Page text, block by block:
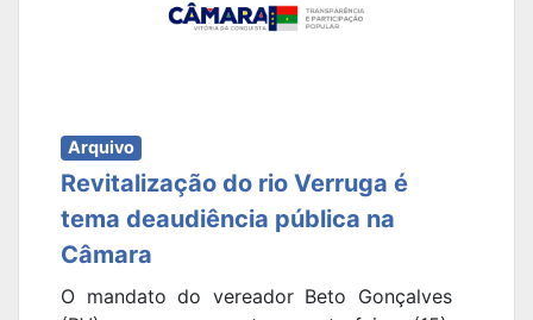
Arquivo
Revitalização do rio Verruga é
tema deaudiência pública na
Câmara
O mandato do vereador Beto Gonçalves